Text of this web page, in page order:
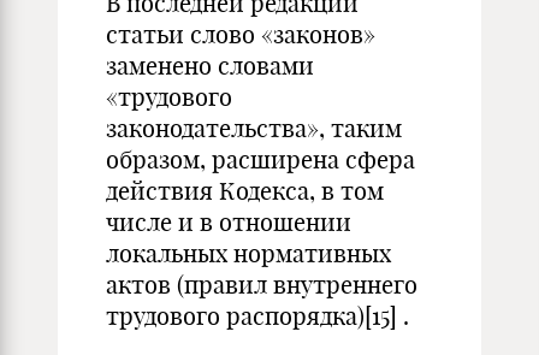
статьи слово «законов»
заменено словами
«трудового
законодательства», таким
образом, расширена сфера
действия Кодекса, в том
числе и в отношении
локальных нормативных
актов (правил внутреннего
трудового распорядка)[15] .